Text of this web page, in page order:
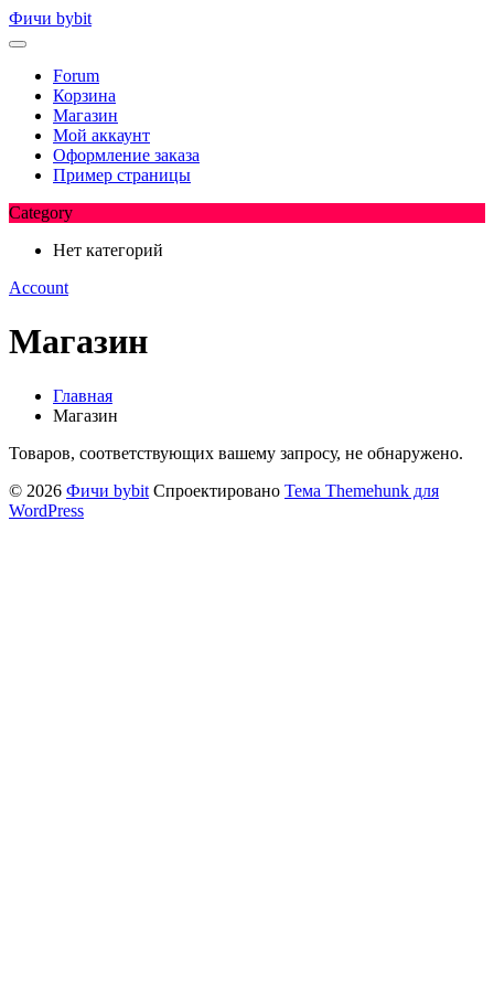
Перейти
к
Фичи bybit
Forum
Корзина
Магазин
Мой аккаунт
Оформление заказа
Пример страницы
Category
Нет категорий
Account
Магазин
Главная
Магазин
Товаров, соответствующих вашему запросу, не обнаружено.
© 2026 Фичи bybit Спроектировано Тема Themehunk для
WordPress